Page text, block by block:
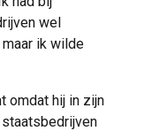
wel
ik wilde
omdat hij in zijn